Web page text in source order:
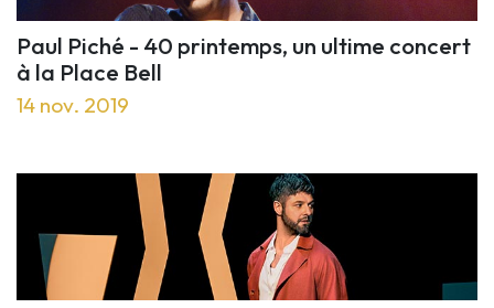
Paul Piché - 40 printemps, un ultime concert
à la Place Bell
14 nov. 2019